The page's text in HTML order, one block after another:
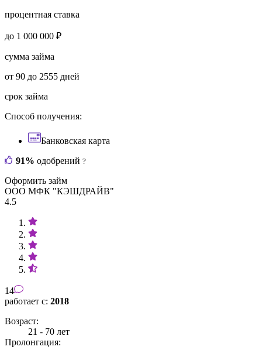
процентная ставка
до 1 000 000 ₽
сумма займа
от 90 до 2555 дней
срок займа
Способ получения:
Банковская карта
91% одобрений ?
Оформить займ
ООО МФК "КЭШДРАЙВ"
4.5
14
работает с: 2018
Возраст:
21 - 70 лет
Пролонгация: